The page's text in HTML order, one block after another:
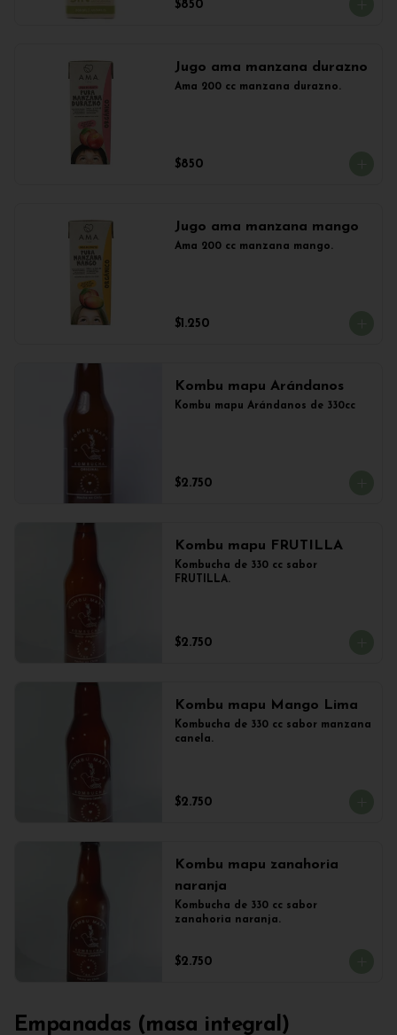
$850
Jugo ama manzana durazno
Ama 200 cc manzana durazno.
$850
Jugo ama manzana mango
Ama 200 cc manzana mango.
$1.250
Kombu mapu Arándanos
Kombu mapu Arándanos de 330cc
$2.750
Kombu mapu FRUTILLA
Kombucha de 330 cc sabor
FRUTILLA.
$2.750
Kombu mapu Mango Lima
Kombucha de 330 cc sabor manzana
canela.
$2.750
Kombu mapu zanahoria
naranja
Kombucha de 330 cc sabor
zanahoria naranja.
$2.750
Empanadas (masa integral)